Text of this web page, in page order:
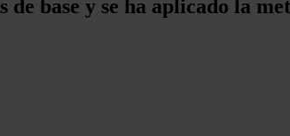
base y se ha aplicado la